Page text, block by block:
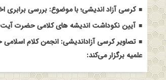
کرسی آزاد اندیشی؛ با موضوع: بررسی برابری
آیین نکوداشت اندیشه های کلامی حضرت
تصاویر کرسی آزاداندیشی: انجمن کلام
علمیه برگزار می‌کند: